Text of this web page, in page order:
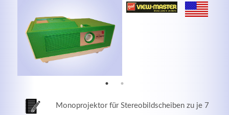
Monoprojektor für Stereobildscheiben zu je 7